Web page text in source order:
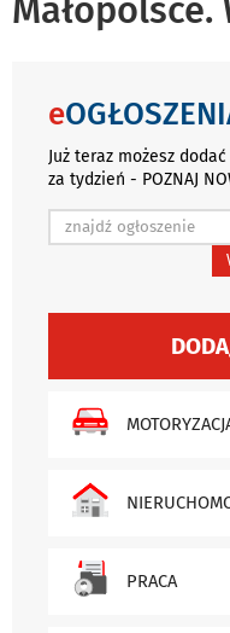
Małopolsce.
e
Już teraz możesz
za tydzień - POZNAJ
PRACA